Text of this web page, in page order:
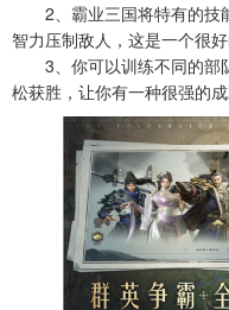
2、霸业三国将特有的技
智力压制敌人，这是一个很好
3、你可以训练不同的部
松获胜，让你有一种很强的成